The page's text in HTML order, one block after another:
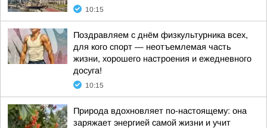
10:15
Поздравляем с днём физкультурника всех,
для кого спорт — неотъемлемая часть
жизни, хорошего настроения и ежедневного
досуга!
10:15
Природа вдохновляет по-настоящему: она
заряжает энергией самой жизни и учит